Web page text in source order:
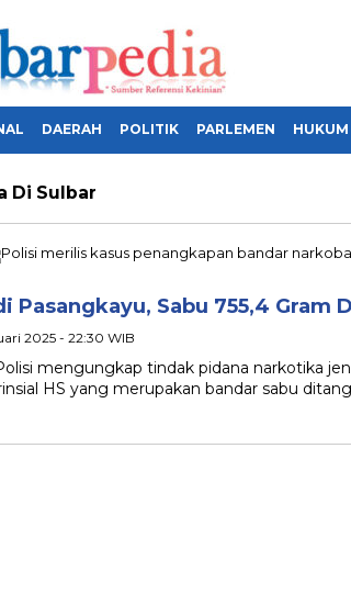
DAERAH POLITIK PARLEMEN
Di Sulbar
Pasangkayu, Sabu 755,4 Gram
2025 - 22:30 WIB
mengungkap tindak pidana narkotika
HS yang merupakan bandar sabu